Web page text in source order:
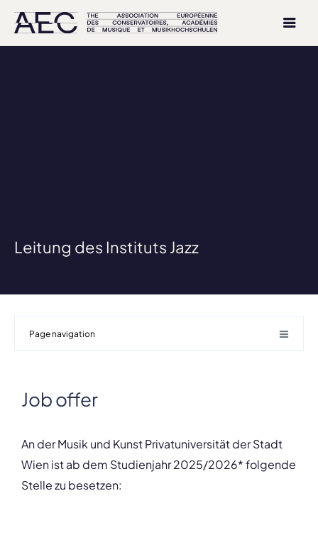
Leitung des Instituts Jazz
Page navigation
Job offer
An der Musik und Kunst Privatuniversität der Stadt
Wien ist ab dem Studienjahr 2025/2026* folgende
Stelle zu besetzen: